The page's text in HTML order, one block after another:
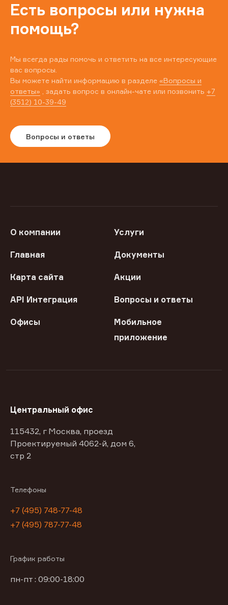
Есть вопросы или нужна
помощь?
Мы всегда рады помочь и ответить на все интересующие
вас вопросы.
Вы можете найти информацию в разделе «Вопросы и
ответы» , задать вопрос в онлайн-чате или позвонить +7
(3512) 10-39-49
Вопросы и ответы
О компании Услуги
Главная Документы
Карта сайта Акции
API Интеграция Вопросы и ответы
Офисы
Мобильное
приложение
Центральный офис
115432, г Москва, проезд
Проектируемый 4062-й, дом 6,
стр 2
Телефоны
+7 (495) 748-77-48
+7 (495) 787-77-48
График работы
пн-пт : 09:00-18:00